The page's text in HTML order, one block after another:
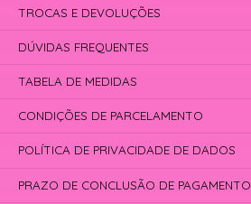
TROCAS E DEVOLUÇÕES
DÚVIDAS FREQUENTES
TABELA DE MEDIDAS
CONDIÇÕES DE PARCELAMENTO
POLÍTICA DE PRIVACIDADE DE DADOS
PRAZO DE CONCLUSÃO DE PAGAMENTO